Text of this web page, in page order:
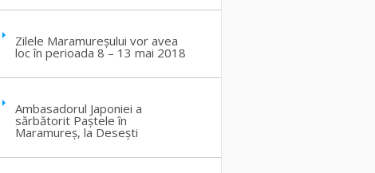
Zilele Maramureșului vor avea
loc în perioada 8 – 13 mai 2018
Ambasadorul Japoniei a
sărbătorit Paștele în
Maramureș, la Desești